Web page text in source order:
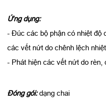
Ứng dụng:
- Đúc các bộ phận có nhiệt độ
các vết nứt do chênh lệch nhiệt
- Phát hiện các vết nứt do rèn,
Đóng gói:dạng chai